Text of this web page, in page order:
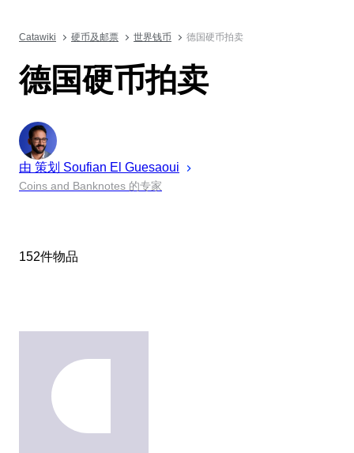
Catawiki 硬币及邮票 世界钱币 德国硬币拍卖
德国硬币拍卖
由 策划 Soufian El Guesaoui
Coins and Banknotes 的专家
152件物品